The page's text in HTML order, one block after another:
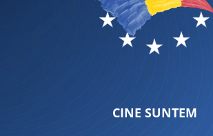
CINE SUNTEM